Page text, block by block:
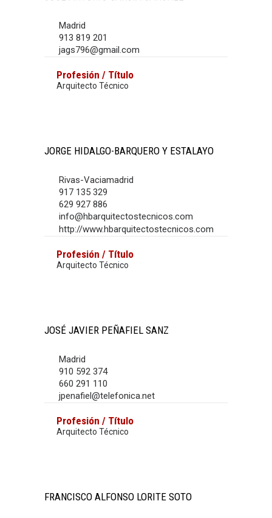
Madrid
913 819 201
jags796@gmail.com
Profesión / Título
Arquitecto Técnico
JORGE HIDALGO-BARQUERO Y ESTALAYO
Rivas-Vaciamadrid
917 135 329
629 927 886
info@hbarquitectostecnicos.com
http://www.hbarquitectostecnicos.com
Profesión / Título
Arquitecto Técnico
JOSÉ JAVIER PEÑAFIEL SANZ
Madrid
910 592 374
660 291 110
jpenafiel@telefonica.net
Profesión / Título
Arquitecto Técnico
FRANCISCO ALFONSO LORITE SOTO